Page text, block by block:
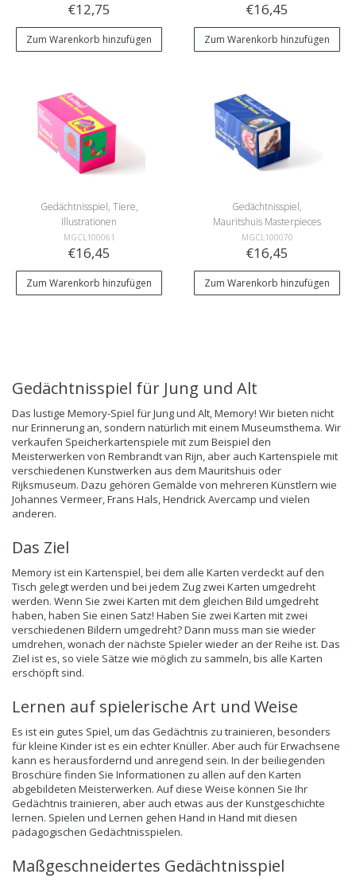
€12,75
Zum Warenkorb hinzufügen
€16,45
Zum Warenkorb hinzufügen
Gedächtnisspiel, Tiere,
Illustrationen
MGCL100061
€16,45
Zum Warenkorb hinzufügen
Gedächtnisspiel,
Mauritshuis Masterpieces
MGCL100070
€16,45
Zum Warenkorb hinzufügen
Gedächtnisspiel für Jung und Alt
Das lustige Memory-Spiel für Jung und Alt, Memory! Wir bieten nicht
nur Erinnerung an, sondern natürlich mit einem Museumsthema. Wir
verkaufen Speicherkartenspiele mit zum Beispiel den
Meisterwerken von Rembrandt van Rijn, aber auch Kartenspiele mit
verschiedenen Kunstwerken aus dem Mauritshuis oder
Rijksmuseum. Dazu gehören Gemälde von mehreren Künstlern wie
Johannes Vermeer, Frans Hals, Hendrick Avercamp und vielen
anderen.
Das Ziel
Memory ist ein Kartenspiel, bei dem alle Karten verdeckt auf den
Tisch gelegt werden und bei jedem Zug zwei Karten umgedreht
werden. Wenn Sie zwei Karten mit dem gleichen Bild umgedreht
haben, haben Sie einen Satz! Haben Sie zwei Karten mit zwei
verschiedenen Bildern umgedreht? Dann muss man sie wieder
umdrehen, wonach der nächste Spieler wieder an der Reihe ist. Das
Ziel ist es, so viele Sätze wie möglich zu sammeln, bis alle Karten
erschöpft sind.
Lernen auf spielerische Art und Weise
Es ist ein gutes Spiel, um das Gedächtnis zu trainieren, besonders
für kleine Kinder ist es ein echter Knüller. Aber auch für Erwachsene
kann es herausfordernd und anregend sein. In der beiliegenden
Broschüre finden Sie Informationen zu allen auf den Karten
abgebildeten Meisterwerken. Auf diese Weise können Sie Ihr
Gedächtnis trainieren, aber auch etwas aus der Kunstgeschichte
lernen. Spielen und Lernen gehen Hand in Hand mit diesen
pädagogischen Gedächtnisspielen.
Maßgeschneidertes Gedächtnisspiel